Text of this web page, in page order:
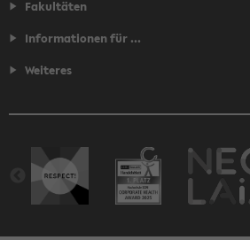
Fakultäten
Informationen für ...
Weiteres